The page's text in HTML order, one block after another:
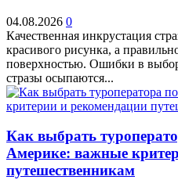
04.08.2026 0
Качественная инкрустация
красивого рисунка, а
поверхностью. Ошибки в
стразы осыпаются...
Как выбрать
Америке: важные
путешественникам